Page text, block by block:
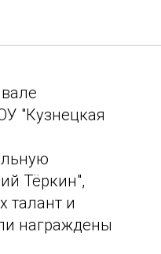
"Кузнецкая
Тёркин",
талант и
награждены